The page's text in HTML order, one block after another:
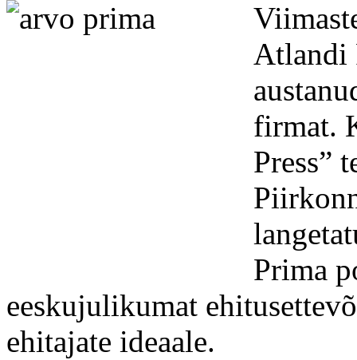
Atlandi
firmat.
Press”
Prima
eeskujulikumat
ehitajate ideaale.